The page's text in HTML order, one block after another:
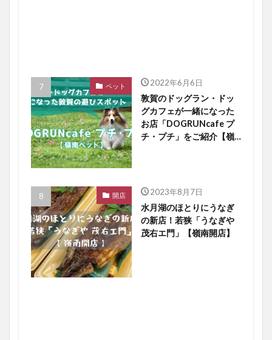
ペット 2022年6月6日
敦賀のドッグラン・ドッ
グカフェが一緒になった
お店「DOGRUNcafe プ
チ・プチ」をご紹介【嶺
開店 2023年8月7日
水月湖のほとりにうなぎ
の新店！若狭「うなぎや
茂右エ門」【嶺南開店】